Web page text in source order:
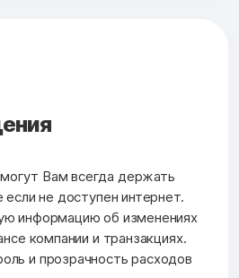
Вам всегда держать
не доступен интернет.
информацию об изменениях
компании и транзакциях.
и прозрачность расходов